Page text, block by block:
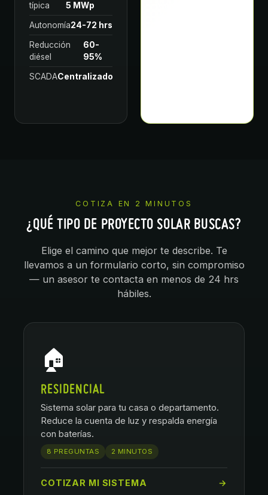
típica 5 MWp
Autonomía24-72 hrs
Reducción
diésel
60-
95%
SCADACentralizado
COTIZA EN 2 MINUTOS
¿QUÉ TIPO DE PROYECTO SOLAR BUSCAS?
Elige el camino que mejor te describe. Te
llevamos a un formulario corto, sin compromiso
— un asesor te contacta en menos de 24 hrs
hábiles.
🏠
RESIDENCIAL
Sistema solar para tu casa o departamento.
Reduce la cuenta de luz y respalda energía
con baterías.
8 PREGUNTAS 2 MINUTOS
COTIZAR MI SISTEMA →